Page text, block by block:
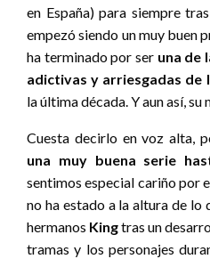
en España) para siempre
empezó siendo un muy buen
ha terminado por ser una de
adictivas y arriesgadas de
la última década. Y aun así,
Cuesta decirlo en voz alta,
una muy buena serie
sentimos especial cariño por
no ha estado a la altura de lo
hermanos Kingtras un
tramas y los personajes